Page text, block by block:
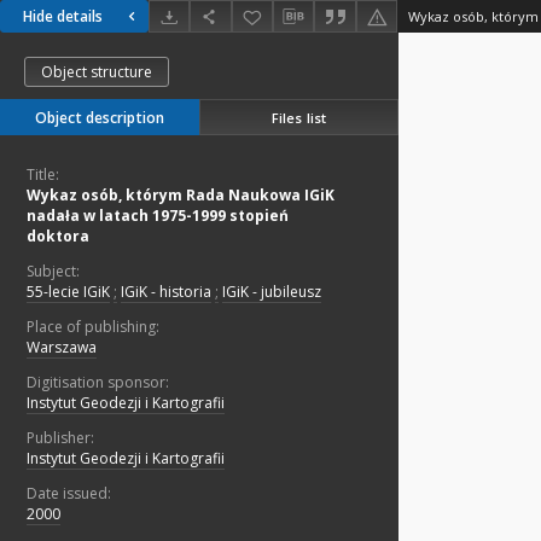
Hide details
Object structure
Object description Files list
Title:
Wykaz osób, którym Rada Naukowa IGiK
nadała w latach 1975-1999 stopień
doktora
Subject:
55-lecie IGiK ; IGiK - historia ; IGiK - jubileusz
Place of publishing:
Warszawa
Digitisation sponsor:
Instytut Geodezji i Kartografii
Publisher:
Instytut Geodezji i Kartografii
Date issued:
2000